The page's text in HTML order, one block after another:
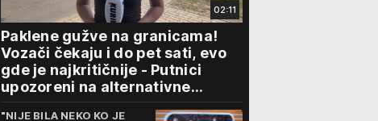
02:11
Paklene gužve na granicama!
Vozači čekaju i do pet sati, evo
gde je najkritičnije - Putnici
upozoreni na alternativne
prelaze
"NIJE BILA NEKO KO JE